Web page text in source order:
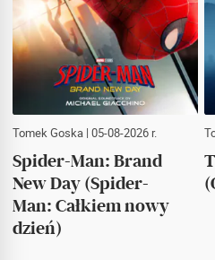
Tomek Goska | 05-08-2026 r.
Spider-Man: Brand
New Day (Spider-
Man: Całkiem nowy
dzień)